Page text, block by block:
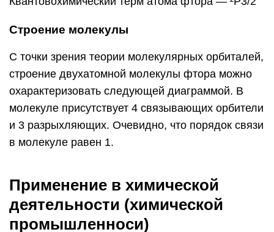
деятельности (химической
промышленноси)
Газообразныйфтор используется для
получения:
гексафторида урана UF6 из UF4, применяемого
для разделения изотопов урана для ядерной
промышленности. трёхфтористого хлора ClF3 —
газообразный изолятор в электротехнической
промышленности фторидов металлов
(например, W и V),которые обладают